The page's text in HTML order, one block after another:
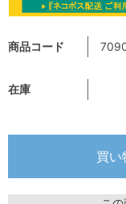
商品コード
在庫